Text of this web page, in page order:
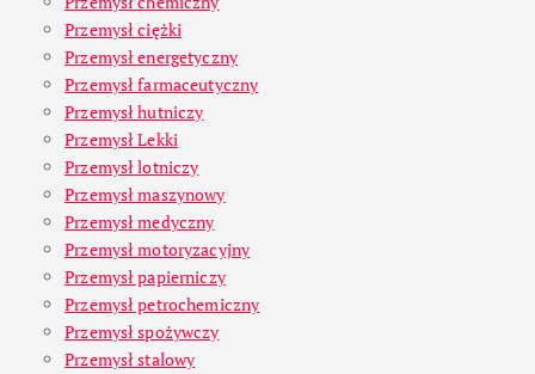
Przemysł ciężki
Przemysł energetyczny
Przemysł farmaceutyczny
Przemysł hutniczy
Przemysł Lekki
Przemysł lotniczy
Przemysł maszynowy
Przemysł medyczny
Przemysł motoryzacyjny
Przemysł papierniczy
Przemysł petrochemiczny
Przemysł spożywczy
Przemysł stalowy